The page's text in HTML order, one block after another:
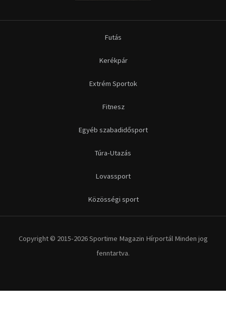
Futás
Kerékpár
Extrém Sportok
Fitnesz
Egyéb szabadidősport
Túra-Utazás
Lovassport
Közösségi sport
Copyright © 2015-2026 Sportime Magazin Hírportál Minden jog
fenntartva.